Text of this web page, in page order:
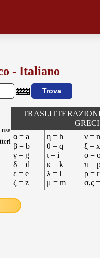
- Italiano
GRECI
α = a
β = b
γ = g
δ = d
ε = e
ζ = z
η = h
θ = q
ι = i
κ = k
λ = l
μ = m
ν = n
ξ = x
ο =
π =
ρ = r
σ,ς